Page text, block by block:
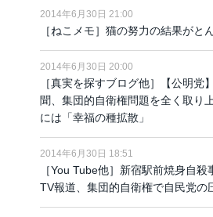
2014年6月30日 21:00
［ねこメモ］猫の努力の結果がと
2014年6月30日 20:00
［真実を探すブログ他］【公明党
聞、集団的自衛権問題を全く取り
には「幸福の種拡散」
2014年6月30日 18:51
［You Tube他］新宿駅前焼身自
TV報道、集団的自衛権で自民党の